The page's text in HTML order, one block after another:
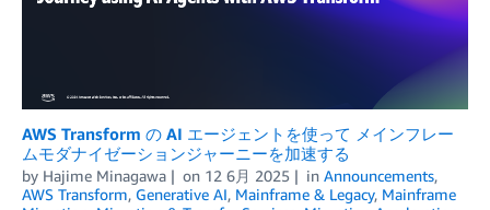
AWS Transform の AI エージェントを使って メインフレー
ムモダナイゼーションジャーニーを加速する
by Hajime Minagawa on 12 6月 2025 in Announcements,
AWS Transform, Generative AI, Mainframe & Legacy, Mainframe